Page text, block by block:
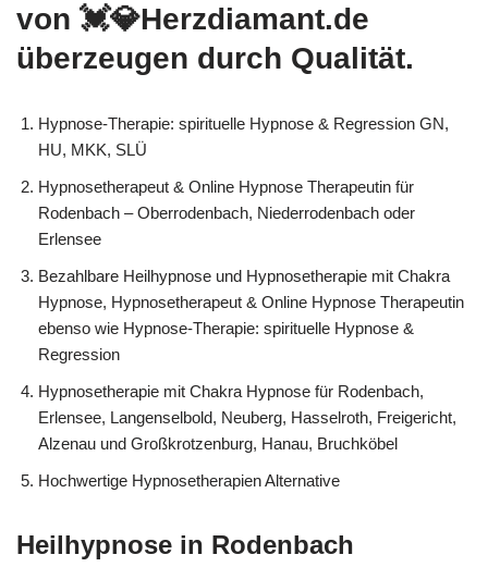
von 💓️💎Herzdiamant.de
überzeugen durch Qualität.
Hypnose-Therapie: spirituelle Hypnose & Regression GN,
HU, MKK, SLÜ
Hypnosetherapeut & Online Hypnose Therapeutin für
Rodenbach – Oberrodenbach, Niederrodenbach oder
Erlensee
Bezahlbare Heilhypnose und Hypnosetherapie mit Chakra
Hypnose, Hypnosetherapeut & Online Hypnose Therapeutin
ebenso wie Hypnose-Therapie: spirituelle Hypnose &
Regression
Hypnosetherapie mit Chakra Hypnose für Rodenbach,
Erlensee, Langenselbold, Neuberg, Hasselroth, Freigericht,
Alzenau und Großkrotzenburg, Hanau, Bruchköbel
Hochwertige Hypnosetherapien Alternative
Heilhypnose in Rodenbach